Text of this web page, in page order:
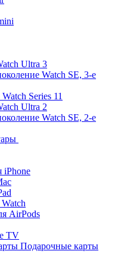
Ultra 3
Watch SE, 3-е
Watch Series 11
Ultra 2
Watch SE, 2-е
iPhone
AirPods
TV
Подарочные карты